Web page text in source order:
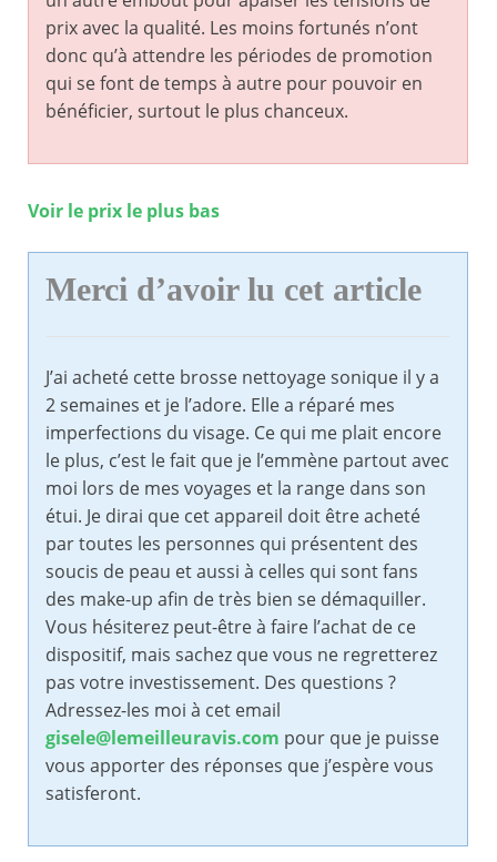
prix avec la qualité. Les moins fortunés n’ont
donc qu’à attendre les périodes de promotion
qui se font de temps à autre pour pouvoir en
bénéficier, surtout le plus chanceux.
Voir le prix le plus bas
Merci d’avoir lu cet article
J’ai acheté cette brosse nettoyage sonique il y a
2 semaines et je l’adore. Elle a réparé mes
imperfections du visage. Ce qui me plait encore
le plus, c’est le fait que je l’emmène partout avec
moi lors de mes voyages et la range dans son
étui. Je dirai que cet appareil doit être acheté
par toutes les personnes qui présentent des
soucis de peau et aussi à celles qui sont fans
des make-up afin de très bien se démaquiller.
Vous hésiterez peut-être à faire l’achat de ce
dispositif, mais sachez que vous ne regretterez
pas votre investissement. Des questions ?
Adressez-les moi à cet email
gisele@lemeilleuravis.com pour que je puisse
vous apporter des réponses que j’espère vous
satisferont.